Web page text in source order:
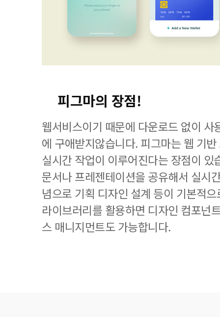
피그마의 장점!
웹서비스이기 때문에 다운로드 없이 사
에 구애받지않습니다. 피그마는 웹 기
실시간 작업이 이루어진다는 장점이 있
문서나 프레젠테이션을 공유해서 실시
념으로 기획 디자인 설계 등이 기본적
라이브러리를 활용하면 디자인 컴포넌
스 매니지먼트도 가능합니다.